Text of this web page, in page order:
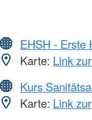
EHSH - Erste
Karte: Link
Kurs
Karte: Link